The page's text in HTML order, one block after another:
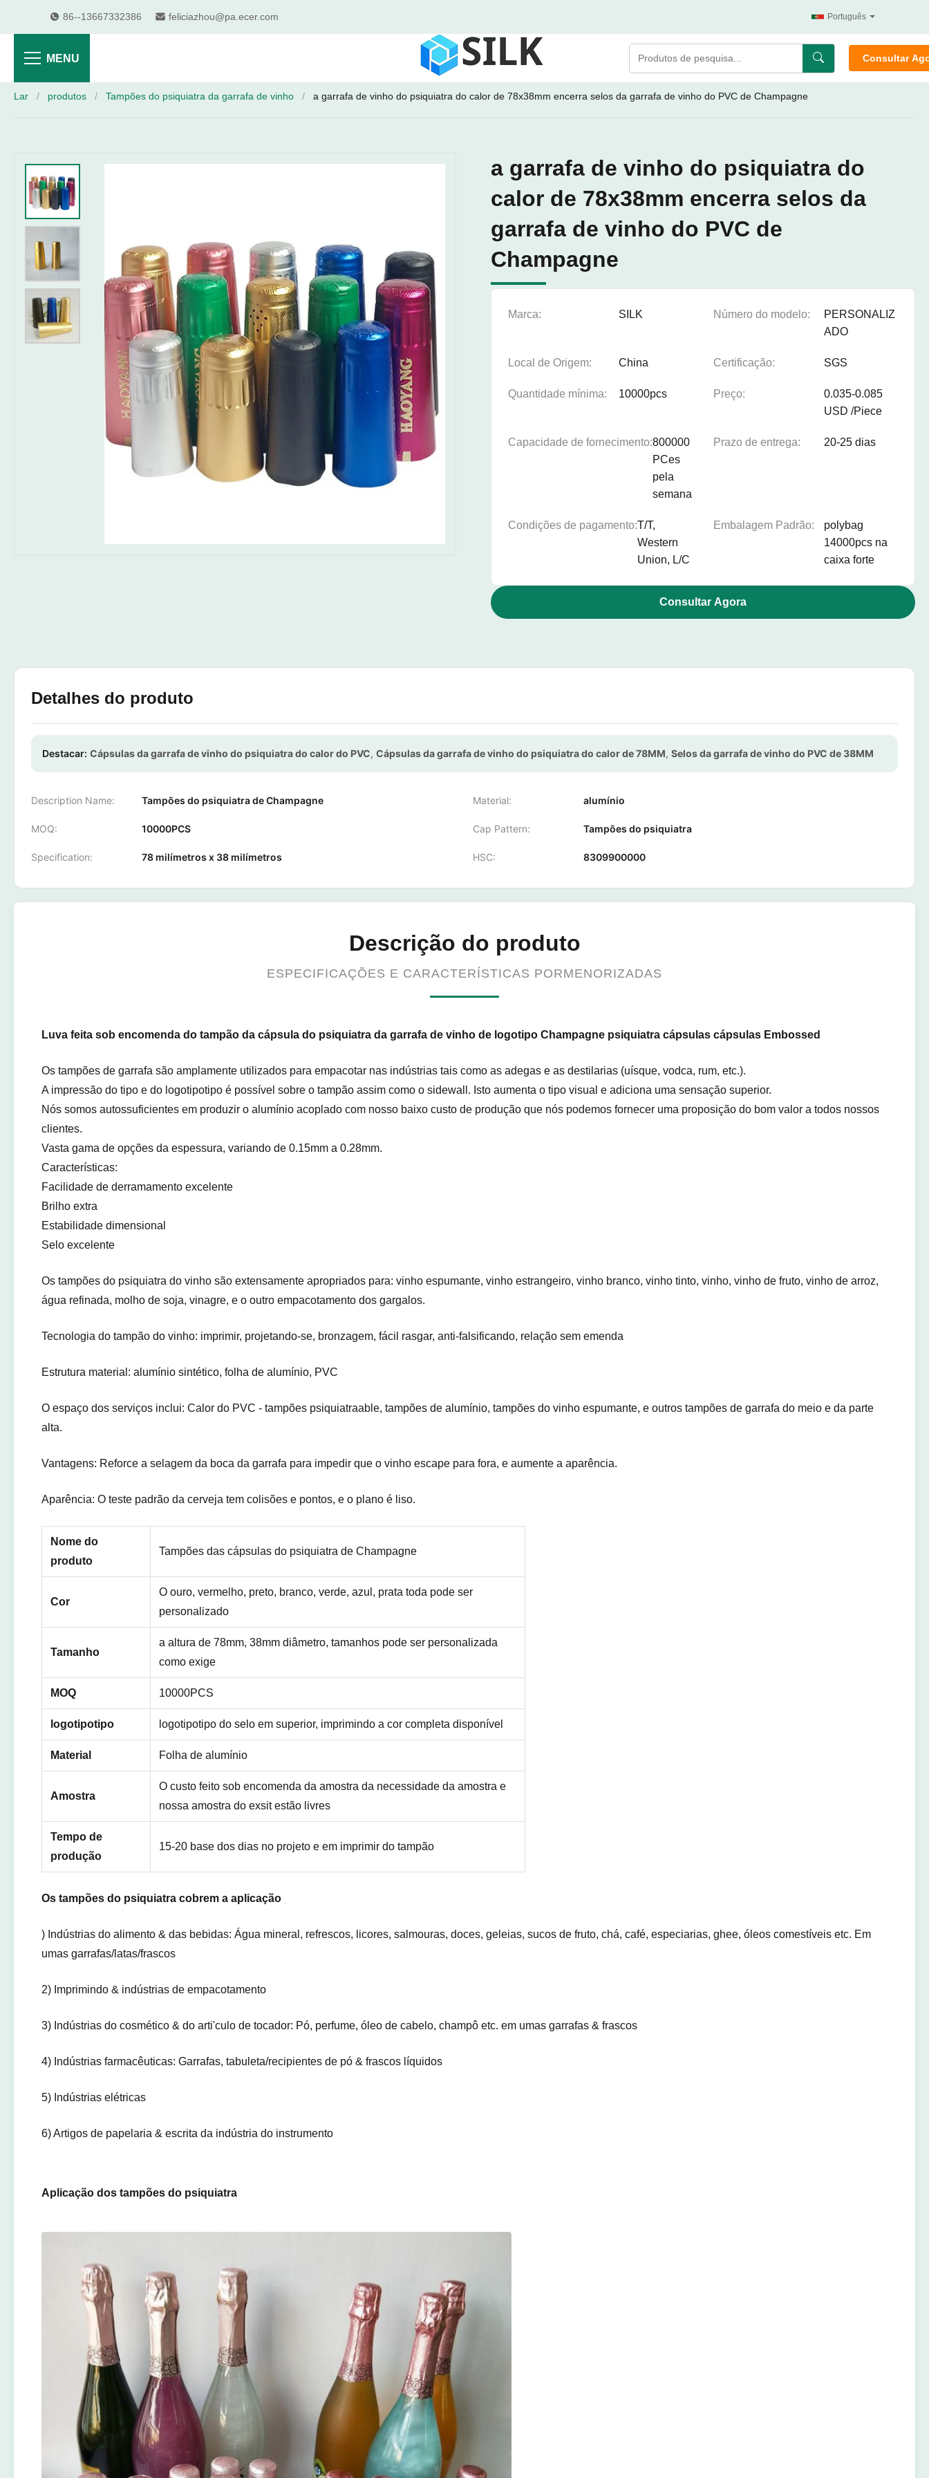
86--13667332386 feliciazhou@pa.ecer.com Português
MENU Consultar
Lar / produtos / Tampões do psiquiatra da garrafa de vinho / a garrafa de vinho do psiquiatra do calor de 78x38mm encerra selos da garrafa de vinho do PVC de Champagne
a garrafa de vinho do psiquiatra do
calor de 78x38mm encerra selos da
garrafa de vinho do PVC de
Champagne
Marca: SILK Número do modelo:
PERSONALIZ
ADO
Local de Origem: China Certificação: SGS
Quantidade mínima: 10000pcs Preço:
0.035-0.085
USD /Piece
Capacidade de fornecimento:800000
PCes
pela
semana
Prazo de entrega: 20-25 dias
Condições de pagamento:T/T,
Western
Union, L/C
Embalagem Padrão:
polybag
14000pcs na
caixa forte
Consultar Agora
Detalhes do produto
Destacar: Cápsulas da garrafa de vinho do psiquiatra do calor do PVC, Cápsulas da garrafa de vinho do psiquiatra do calor de 78MM, Selos da garrafa de vinho do PVC de 38MM
Description Name: Tampões do psiquiatra de Champagne Material: alumínio
MOQ: 10000PCS Cap Pattern: Tampões do psiquiatra
Specification: 78 milímetros x 38 milímetros HSC: 8309900000
Descrição do produto
ESPECIFICAÇÕES E CARACTERÍSTICAS PORMENORIZADAS
Luva feita sob encomenda do tampão da cápsula do psiquiatra da garrafa de vinho de logotipo Champagne psiquiatra cápsulas cápsulas Embossed
Os tampões de garrafa são amplamente utilizados para empacotar nas indústrias tais como as adegas e as destilarias (uísque, vodca, rum, etc.).
A impressão do tipo e do logotipotipo é possível sobre o tampão assim como o sidewall. Isto aumenta o tipo visual e adiciona uma sensação superior.
Nós somos autossuficientes em produzir o alumínio acoplado com nosso baixo custo de produção que nós podemos fornecer uma proposição do bom valor a todos nossos
clientes.
Vasta gama de opções da espessura, variando de 0.15mm a 0.28mm.
Características:
Facilidade de derramamento excelente
Brilho extra
Estabilidade dimensional
Selo excelente
Os tampões do psiquiatra do vinho são extensamente apropriados para: vinho espumante, vinho estrangeiro, vinho branco, vinho tinto, vinho, vinho de fruto, vinho de arroz,
água refinada, molho de soja, vinagre, e o outro empacotamento dos gargalos.
Tecnologia do tampão do vinho: imprimir, projetando-se, bronzagem, fácil rasgar, anti-falsificando, relação sem emenda
Estrutura material: alumínio sintético, folha de alumínio, PVC
O espaço dos serviços inclui: Calor do PVC - tampões psiquiatraable, tampões de alumínio, tampões do vinho espumante, e outros tampões de garrafa do meio e da parte
alta.
Vantagens: Reforce a selagem da boca da garrafa para impedir que o vinho escape para fora, e aumente a aparência.
Aparência: O teste padrão da cerveja tem colisões e pontos, e o plano é liso.
Nome do
produto
Tampões das cápsulas do psiquiatra de Champagne
Cor
O ouro, vermelho, preto, branco, verde, azul, prata toda pode ser
personalizado
Tamanho
a altura de 78mm, 38mm diâmetro, tamanhos pode ser personalizada
como exige
MOQ 10000PCS
logotipotipo logotipotipo do selo em superior, imprimindo a cor completa disponível
Material Folha de alumínio
Amostra
O custo feito sob encomenda da amostra da necessidade da amostra e
nossa amostra do exsit estão livres
Tempo de
produção
15-20 base dos dias no projeto e em imprimir do tampão
Os tampões do psiquiatra cobrem a aplicação
) Indústrias do alimento & das bebidas: Água mineral, refrescos, licores, salmouras, doces, geleias, sucos de fruto, chá, café, especiarias, ghee, óleos comestíveis etc. Em
umas garrafas/latas/frascos
2) Imprimindo & indústrias de empacotamento
3) Indústrias do cosmético & do arti'culo de tocador: Pó, perfume, óleo de cabelo, champô etc. em umas garrafas & frascos
4) Indústrias farmacêuticas: Garrafas, tabuleta/recipientes de pó & frascos líquidos
5) Indústrias elétricas
6) Artigos de papelaria & escrita da indústria do instrumento
Aplicação dos tampões do psiquiatra